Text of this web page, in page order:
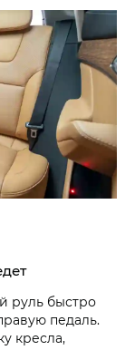
руль быстро
педаль.
кресла,